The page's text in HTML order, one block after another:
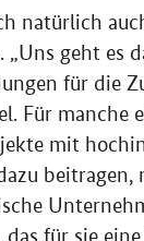
natürlich
geht es
für die
Für manche
mit
für sie